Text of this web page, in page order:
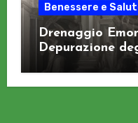
Benessere e
Drenaggio
Depurazione